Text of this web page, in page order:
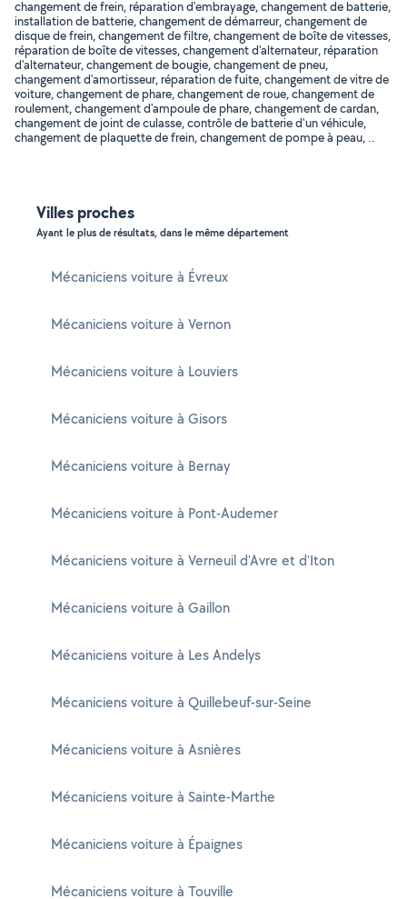
changement de frein, réparation d'embrayage, changement de batterie,
installation de batterie, changement de démarreur, changement de
disque de frein, changement de filtre, changement de boîte de vitesses,
réparation de boîte de vitesses, changement d'alternateur, réparation
d'alternateur, changement de bougie, changement de pneu,
changement d'amortisseur, réparation de fuite, changement de vitre de
voiture, changement de phare, changement de roue, changement de
roulement, changement d'ampoule de phare, changement de cardan,
changement de joint de culasse, contrôle de batterie d'un véhicule,
changement de plaquette de frein, changement de pompe à peau, ..
Villes proches
Ayant le plus de résultats, dans le même département
Mécaniciens voiture à Évreux
Mécaniciens voiture à Vernon
Mécaniciens voiture à Louviers
Mécaniciens voiture à Gisors
Mécaniciens voiture à Bernay
Mécaniciens voiture à Pont-Audemer
Mécaniciens voiture à Verneuil d'Avre et d'Iton
Mécaniciens voiture à Gaillon
Mécaniciens voiture à Les Andelys
Mécaniciens voiture à Quillebeuf-sur-Seine
Mécaniciens voiture à Asnières
Mécaniciens voiture à Sainte-Marthe
Mécaniciens voiture à Épaignes
Mécaniciens voiture à Touville